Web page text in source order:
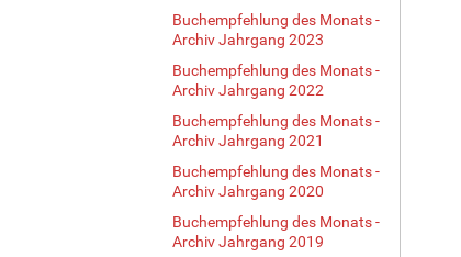
Buchempfehlung des Monats -
Archiv Jahrgang 2023
Buchempfehlung des Monats -
Archiv Jahrgang 2022
Buchempfehlung des Monats -
Archiv Jahrgang 2021
Buchempfehlung des Monats -
Archiv Jahrgang 2020
Buchempfehlung des Monats -
Archiv Jahrgang 2019